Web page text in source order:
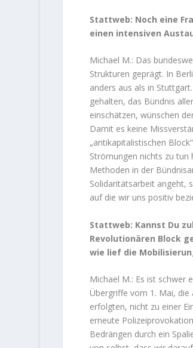
Stattweb: Noch eine
einen intensiven
Michael M.: Das
Strukturen geprägt. In
anders aus als in
gehalten, das Bündnis
einschätzen, wünschen
Damit es keine
„antikapitalistischen
Strömungen nichts zu tun
Methoden in der
Solidaritätsarbeit angeht,
auf die wir uns positiv
Stattweb: Kannst Du
Revolutionären Block
wie lief die
Michael M.: Es ist schwer
Übergriffe vom 1. Mai,
erfolgten, nicht zu einer
erneute
Bedrängen durch ein